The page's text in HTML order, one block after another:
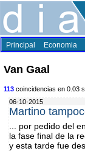
Principal Economia
Van Gaal
113 coincidencias en 0.03
06-10-2015
Martino
... por pedido del
la fase final de la
y esta tarde fue